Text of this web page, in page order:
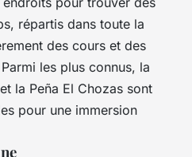
répartis dans toute la
des cours et des
les plus connus, la
la Peña El Chozas sont
pour une immersion